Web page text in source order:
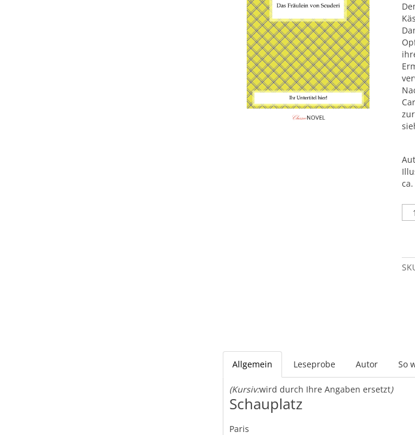
ca.
Das
Allgemein Leseprobe Autor So
(Kursiv:wird durch Ihre Angaben ersetzt)
Schauplatz
Paris